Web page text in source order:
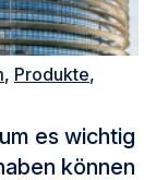
, Produkte,
es wichtig
können